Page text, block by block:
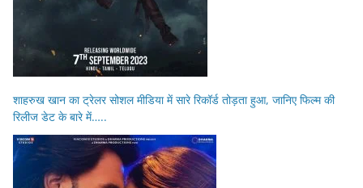
शाहरुख खान का ट्रेलर सोशल मीडिया में सारे रिकॉर्ड तोड़ता हुआ, जानिए फिल्म की
रिलीज डेट के बारे में…..